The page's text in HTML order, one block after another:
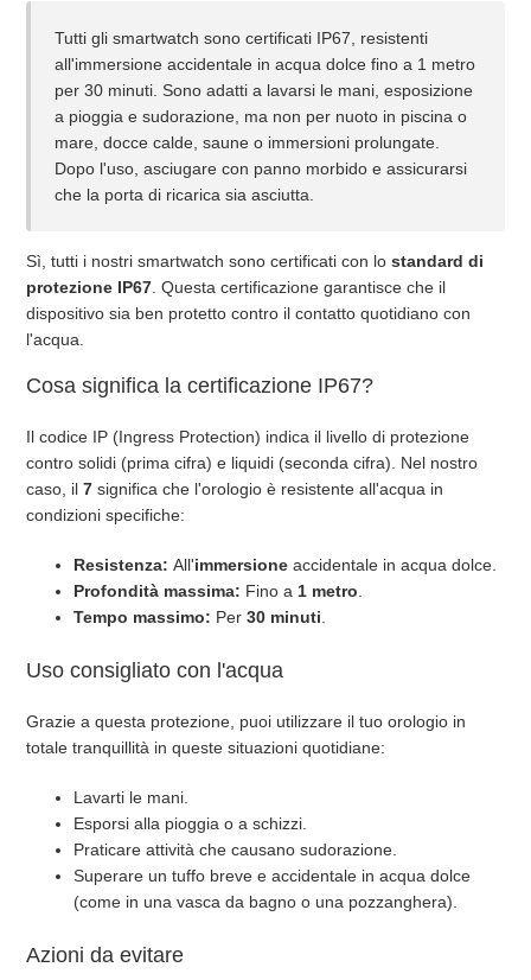
Quali precauzioni devo prendere con il caldo e il sole?
Posso nuotare o fare la doccia con l'orologio?
Cosa devo fare se la batteria è molto scarica?
C'è qualche rischio nel caricare l'orologio?
Per quanto tempo devo caricare l'orologio?
Posso usare un caricabatterie con amperaggio più alto (es.
Quale caricabatterie devo usare per il mio SaveWatch?
Vedi altro
Tutti gli smartwatch sono certificati IP67, resistenti
all'immersione accidentale in acqua dolce fino a 1 metro
per 30 minuti. Sono adatti a lavarsi le mani, esposizione
a pioggia e sudorazione, ma non per nuoto in piscina o
mare, docce calde, saune o immersioni prolungate.
Dopo l'uso, asciugare con panno morbido e assicurarsi
che la porta di ricarica sia asciutta.
Sì, tutti i nostri smartwatch sono certificati con lostandard di
protezione IP67. Questa certificazione garantisce che il
dispositivo sia ben protetto contro il contatto quotidiano con
l'acqua.
Cosa significa la certificazione IP67?
Il codice IP (Ingress Protection) indica il livello di protezione
contro solidi (prima cifra) e liquidi (seconda cifra). Nel nostro
caso, il7 significa che l'orologio è resistente all'acqua in
condizioni specifiche:
Resistenza: All'immersione accidentale in acqua dolce.
Profondità massima: Fino a1 metro.
Tempo massimo: Per30 minuti.
Uso consigliato con l'acqua
Grazie a questa protezione, puoi utilizzare il tuo orologio in
totale tranquillità in queste situazioni quotidiane:
Lavarti le mani.
Esporsi alla pioggia o a schizzi.
Praticare attività che causano sudorazione.
Superare un tuffo breve e accidentale in acqua dolce
(come in una vasca da bagno o una pozzanghera).
Azioni da evitare